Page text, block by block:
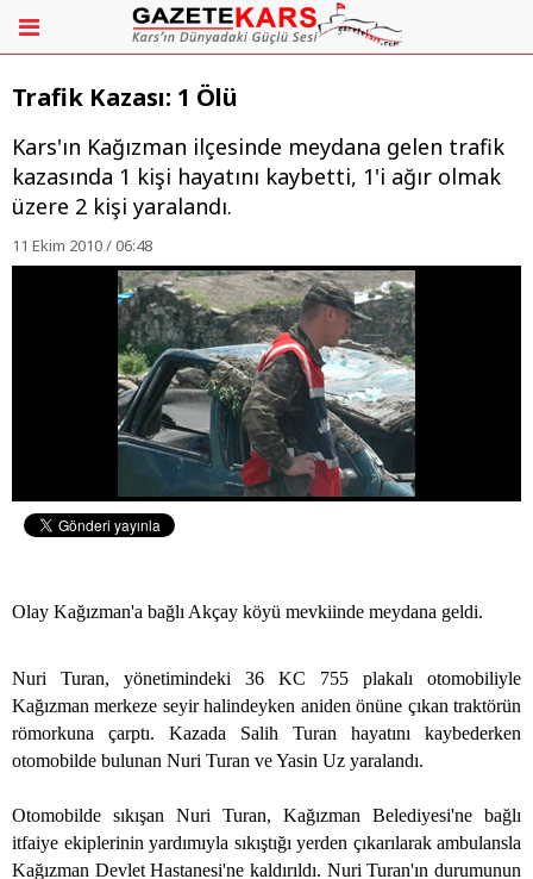
Trafik Kazası: 1 Ölü
Kars'ın Kağızman ilçesinde meydana gelen trafik
kazasında 1 kişi hayatını kaybetti, 1'i ağır olmak
üzere 2 kişi yaralandı.
11 Ekim 2010 / 06:48
Olay Kağızman'a bağlı Akçay köyü mevkiinde meydana geldi.
Nuri Turan, yönetimindeki 36 KC 755 plakalı otomobiliyle
Kağızman merkeze seyir halindeyken aniden önüne çıkan traktörün
römorkuna çarptı. Kazada Salih Turan hayatını kaybederken
otomobilde bulunan Nuri Turan ve Yasin Uz yaralandı.
Otomobilde sıkışan Nuri Turan, Kağızman Belediyesi'ne bağlı
itfaiye ekiplerinin yardımıyla sıkıştığı yerden çıkarılarak ambulansla
Kağızman Devlet Hastanesi'ne kaldırıldı. Nuri Turan'ın durumunun